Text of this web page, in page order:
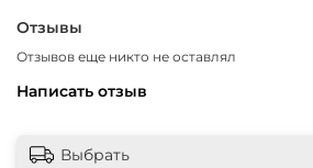
Отзывы
Отзывов еще никто не оставлял
Написать отзыв
Выбрать